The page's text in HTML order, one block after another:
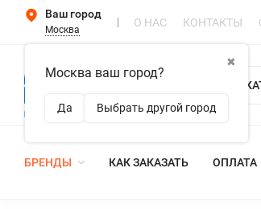
Ваш город
Москва
✖
Москва ваш город?
Да Выбрать другой город
О НАС КОНТАКТЫ
БРЕНДЫ КАК ЗАКАЗАТЬ ОПЛАТА